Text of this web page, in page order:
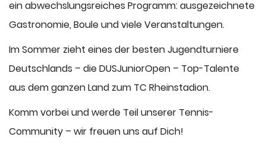
ein abwechslungsreiches Programm: ausgezeichnete
Gastronomie, Boule und viele Veranstaltungen.
Im Sommer zieht eines der besten Jugendturniere
Deutschlands – die DUSJuniorOpen – Top-Talente
aus dem ganzen Land zum TC Rheinstadion.
Komm vorbei und werde Teil unserer Tennis-
Community – wir freuen uns auf Dich!